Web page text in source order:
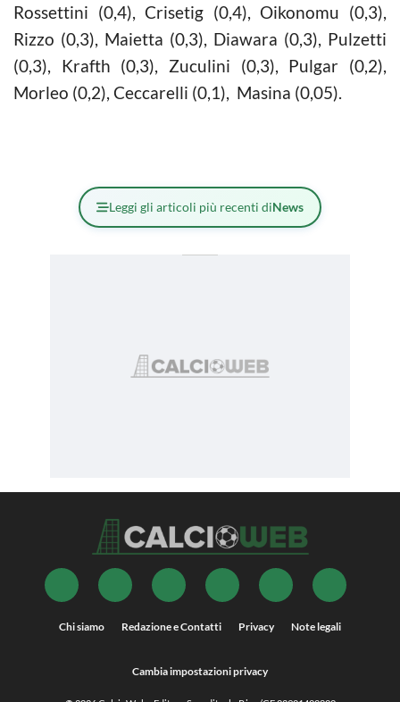
Rossettini (0,4), Crisetig (0,4), Oikonomu (0,3),
Rizzo (0,3), Maietta (0,3), Diawara (0,3), Pulzetti
(0,3), Krafth (0,3), Zuculini (0,3), Pulgar (0,2),
Morleo (0,2), Ceccarelli (0,1), Masina (0,05).
Leggi gli articoli più recenti diNews
Chi siamo Redazione e Contatti Privacy Note legali
Cambia impostazioni privacy